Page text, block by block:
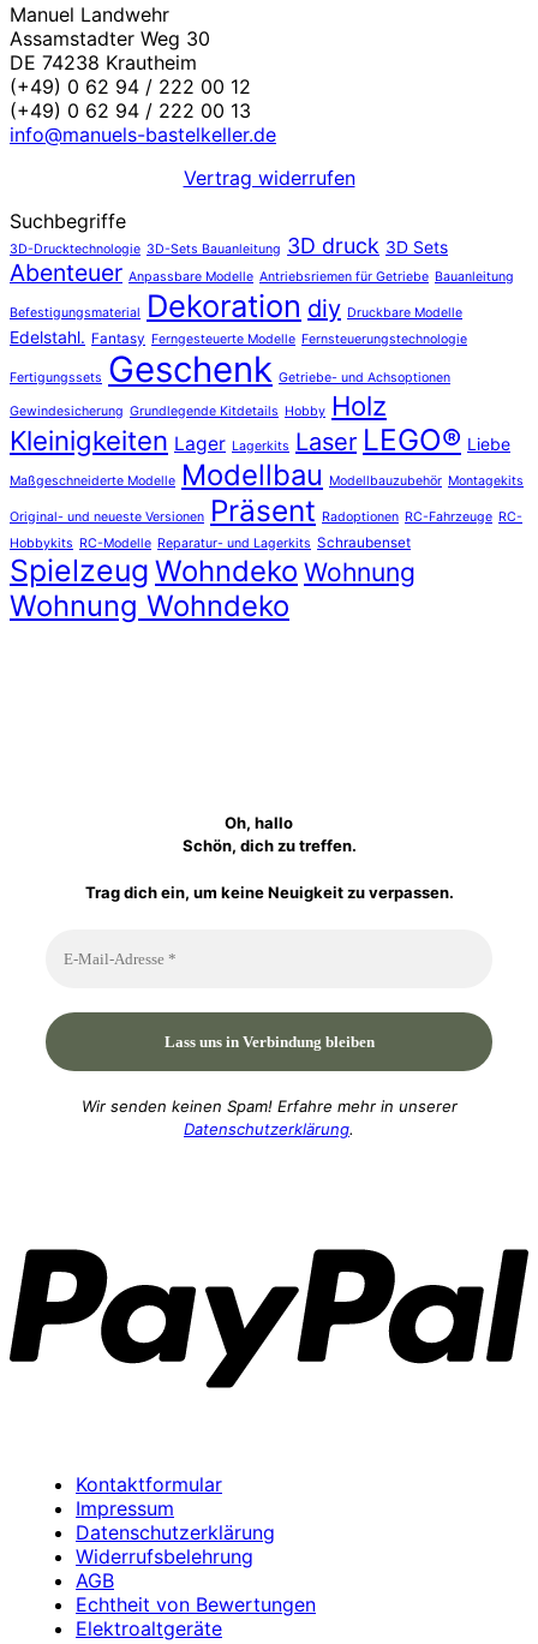
Manuel Landwehr
Assamstadter Weg 30
DE 74238 Krautheim
(+49) 0 62 94 / 222 00 12
(+49) 0 62 94 / 222 00 13
info@manuels-bastelkeller.de
Vertrag widerrufen
Suchbegriffe
3D-Drucktechnologie 3D-Sets Bauanleitung 3D druck 3D Sets
Abenteuer Anpassbare Modelle Antriebsriemen für Getriebe Bauanleitung
Befestigungsmaterial Dekoration diy Druckbare Modelle
Edelstahl. Fantasy Ferngesteuerte Modelle Fernsteuerungstechnologie
Fertigungssets Geschenk Getriebe- und Achsoptionen
Gewindesicherung Grundlegende Kitdetails Hobby Holz
Kleinigkeiten Lager Lagerkits Laser LEGO® Liebe
Maßgeschneiderte Modelle Modellbau Modellbauzubehör Montagekits
Original- und neueste Versionen Präsent Radoptionen RC-Fahrzeuge RC-
Hobbykits RC-Modelle Reparatur- und Lagerkits Schraubenset
Spielzeug Wohndeko Wohnung
Wohnung Wohndeko
Oh, hallo
Schön, dich zu treffen.
Trag dich ein, um keine Neuigkeit zu verpassen.
Wir senden keinen Spam! Erfahre mehr in unserer
Datenschutzerklärung.
Kontaktformular
Impressum
Datenschutzerklärung
Widerrufsbelehrung
AGB
Echtheit von Bewertungen
Elektroaltgeräte